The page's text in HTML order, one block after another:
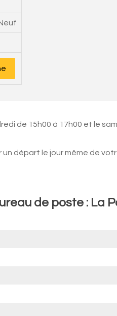
de 15h00 à 17h00 et le
départ le jour même de
de poste : La